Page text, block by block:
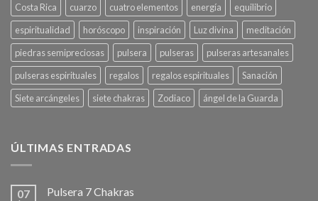
Costa Rica
cuarzo cuatro elementos energía
equilibrio
espiritualidad
horóscopo inspiración Luz divina
meditación
piedras semipreciosas
pulsera pulseras
pulseras artesanales
pulseras espirituales
regalos regalos espirituales
Sanación
Siete arcángeles
siete chakras Zodiaco ángel de la Guarda
ÚLTIMAS ENTRADAS
07 Pulsera 7 Chakras